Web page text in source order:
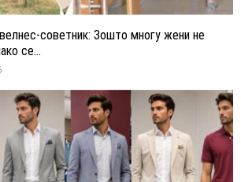
советник: Зошто многу жени не
се...